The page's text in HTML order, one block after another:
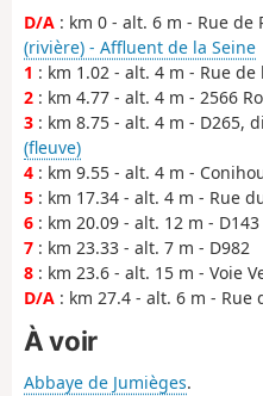
D/A : km 0 - alt. 6 m - Rue de
(rivière) - Affluent de la Seine
1 : km 1.02 - alt. 4 m - Rue
2 : km 4.77 - alt. 4 m - 2566
3 : km 8.75 - alt. 4 m - D265,
(fleuve)
4 : km 9.55 - alt. 4 m -
5 : km 17.34 - alt. 4 m - Rue
6 : km 20.09 - alt. 12 m - D143
7 : km 23.33 - alt. 7 m - D982
8 : km 23.6 - alt. 15 m - Voie
D/A : km 27.4 - alt. 6 m - Rue
À voir
Abbaye de Jumièges.